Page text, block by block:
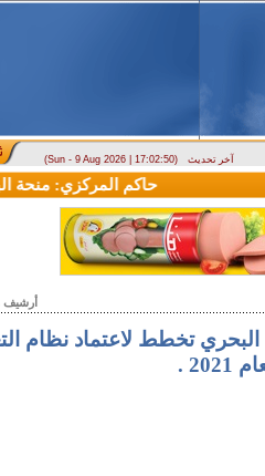
(Sun - 9 Aug 2026 | 17:02:50) آخر تحديث
حاكم المركزي: منحة
أرشيف
البحري تخطط لاعتماد نظام
.